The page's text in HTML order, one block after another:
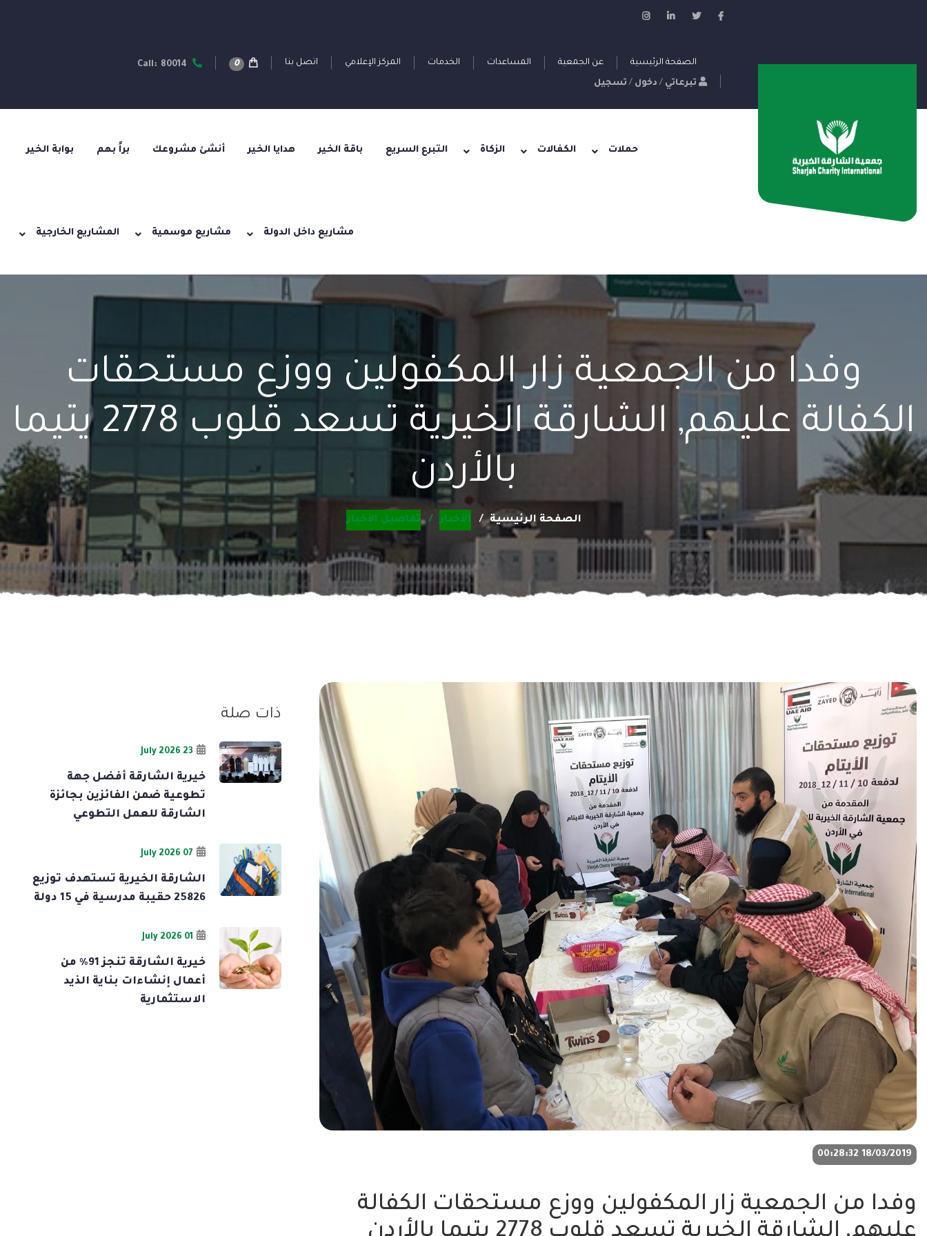
الصفحة الرئيسية عن الجمعية المساعدات الخدمات المركز الإعلامي اتصل بنا 0
تبرعاتي / دخول / تسجيل
بوابة الخير براً بهم أنشئ مشروعك هدايا الخير باقة الخير التبرع السريع الزكاة الكفالات حملات
المشاريع الخارجية مشاريع موسمية مشاريع داخل الدولة
وفدا من الجمعية زار المكفولين ووزع مستحقات
الكفالة عليهم, الشارقة الخيرية تسعد قلوب 2778 يتيما
بالأردن
الصفحة الرئيسية الأخبار تفاصيل الأخبار
18/03/2019 00:28:32
وفدا من الجمعية زار المكفولين ووزع مستحقات الكفالة
ذات صلة
23 July 2026
خيرية الشارقة أفضل جهة
تطوعية ضمن الفائزين بجائزة
الشارقة للعمل التطوعي
07 July 2026
الشارقة الخيرية تستهدف توزيع
25826 حقيبة مدرسية في 15 دولة
01 July 2026
خيرية الشارقة تنجز 91% من
أعمال إنشاءات بناية الذيد
الاستثمارية